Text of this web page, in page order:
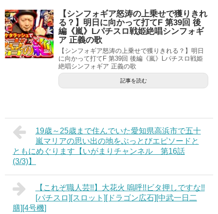
【シンフォギア怒涛の上乗せで獲りきれ
る？】明日に向かって打てF 第39回 後
編《嵐》Lパチスロ戦姫絶唱シンフォギ
ア 正義の歌
【シンフォギア怒涛の上乗せで獲りきれる？】明日
に向かって打てF 第39回 後編《嵐》Lパチスロ戦姫
絶唱シンフォギア 正義の歌
記事を読む
19歳～25歳まで住んでいた愛知県高浜市で五十
嵐マリアの思い出の地をぶっとびエピソードと
ともにめぐります【いがまりチャンネル 第16話
(3/3)】
【これぞ職人芸!!】大花火 嗚呼!!ビタ押しですな!!
[パチスロ][スロット][ドラゴン広石][中武一日二
膳][4号機]